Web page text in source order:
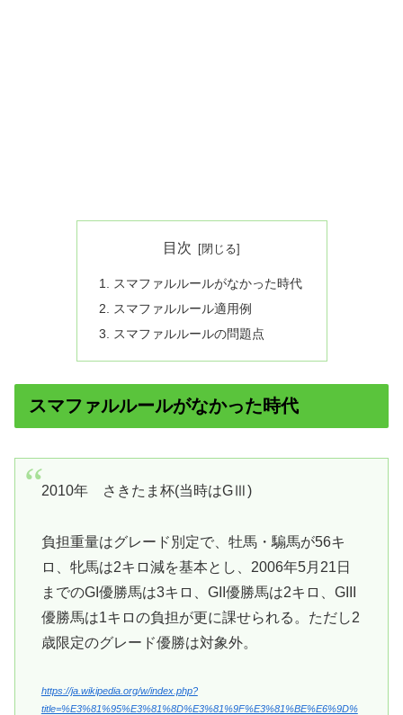
目次
スマファルルールがなかった時代
スマファルルール適用例
スマファルルールの問題点
スマファルルールがなかった時代
2010年 さきたま杯(当時はGⅢ)
負担重量はグレード別定で、牡馬・騸馬が56キ
ロ、牝馬は2キロ減を基本とし、2006年5月21日
までのGI優勝馬は3キロ、GII優勝馬は2キロ、GIII
優勝馬は1キロの負担が更に課せられる。ただし2
歳限定のグレード優勝は対象外。
https://ja.wikipedia.org/w/index.php?
title=%E3%81%95%E3%81%8D%E3%81%9F%E3%81%BE%E6%9D%